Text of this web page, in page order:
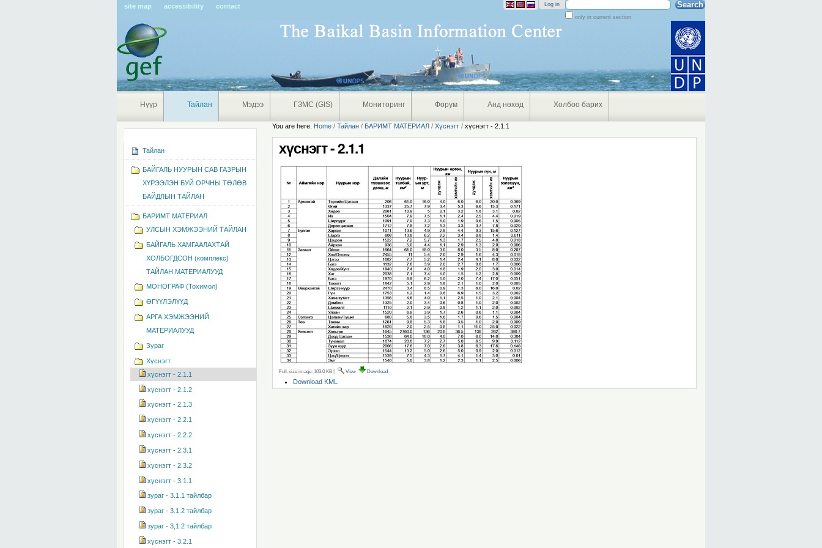
site map accessibility contact
Search Site
only in current section
Log in
Нүүр Тайлан Мэдээ ГЗМС (GIS) Мониторинг Форум Анд нөхөд Холбоо барих
You are here: Home /Тайлан / БАРИМТ МАТЕРИАЛ /Хүснэгт /хүснэгт - 2.1.1
хүснэгт - 2.1.1
Full-size image: 103.0 KB | View Download
Document
Actions
Download KML
Тайлан
БАЙГАЛЬ НУУРЫН САВ ГАЗРЫН
ХҮРЭЭЛЭН БУЙ ОРЧНЫ ТӨЛӨВ
БАЙДЛЫН ТАЙЛАН
БАРИМТ МАТЕРИАЛ
УЛСЫН ХЭМЖЭЭНИЙ ТАЙЛАН
БАЙГАЛЬ ХАМГААЛАХТАЙ
ХОЛБОГДСОН (комплекс)
ТАЙЛАН МАТЕРИАЛУУД
MОНОГРАФ (Тохимол)
ӨГҮҮЛЭЛҮҮД
АРГА ХЭМЖЭЭНИЙ
МАТЕРИАЛУУД
Зураг
Хүснэгт
хүснэгт - 2.1.1
хүснэгт - 2.1.2
хүснэгт - 2.1.3
хүснэгт - 2.2.1
хүснэгт - 2.2.2
хүснэгт - 2.3.1
хүснэгт - 2.3.2
хүснэгт - 3.1.1
зураг - 3.1.1 тайлбар
зураг - 3.1.2 тайлбар
зураг - 3,1.2 тайлбар
хүснэгт - 3.2.1